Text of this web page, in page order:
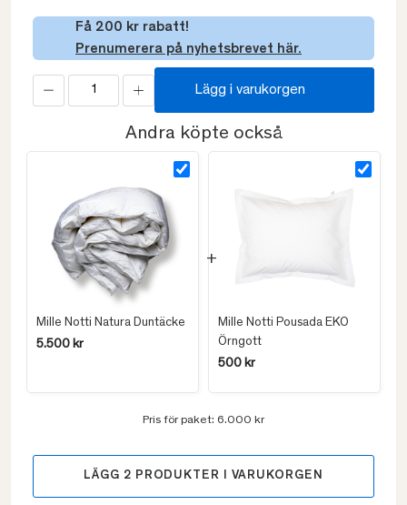
Få 200 kr rabatt!
Prenumerera på nyhetsbrevet här.
Lägg i varukorgen
Andra köpte också
Mille Notti Natura Duntäcke
5.500 kr
Mille Notti Pousada EKO
Örngott
500 kr
Pris för paket: 6.000 kr
LÄGG 2 PRODUKTER I VARUKORGEN